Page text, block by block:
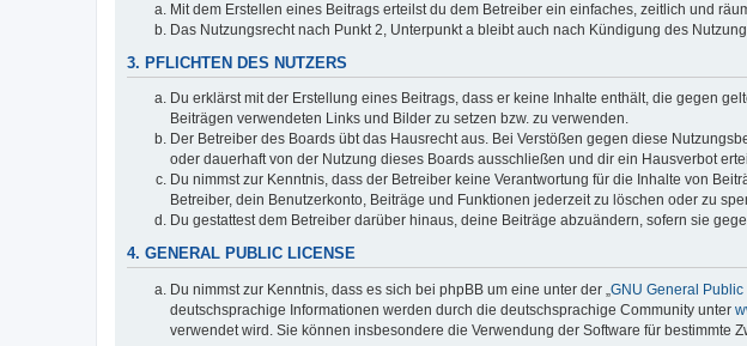
Mit dem Erstellen eines Beitrags erteilst du dem Betreiber ein einfaches, zeitlich und
Das Nutzungsrecht nach Punkt 2, Unterpunkt a bleibt auch nach Kündigung des
3. PFLICHTEN DES NUTZERS
Du erklärst mit der Erstellung eines Beitrags, dass er keine Inhalte enthält, die gegen
Beiträgen verwendeten Links und Bilder zu setzen bzw. zu verwenden.
Der Betreiber des Boards übt das Hausrecht aus. Bei Verstößen gegen diese
oder dauerhaft von der Nutzung dieses Boards ausschließen und dir ein Hausverbot
Du nimmst zur Kenntnis, dass der Betreiber keine Verantwortung für die Inhalte von
Betreiber, dein Benutzerkonto, Beiträge und Funktionen jederzeit zu löschen oder zu
Du gestattest dem Betreiber darüber hinaus, deine Beiträge abzuändern, sofern sie
4. GENERAL PUBLIC LICENSE
Du nimmst zur Kenntnis, dass es sich bei phpBB um eine unter der „ GNU General Public
deutschsprachige Informationen werden durch die deutschsprachige Community unter
verwendet wird. Sie können insbesondere die Verwendung der Software für bestimmte